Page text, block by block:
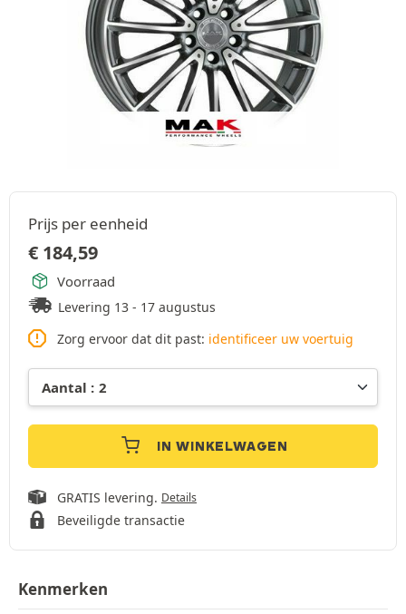
Prijs per eenheid
€ 184,59
Voorraad
Levering 13 - 17 augustus
Zorg ervoor dat dit past: identificeer uw voertuig
IN WINKELWAGEN
GRATIS levering. Details
Beveiligde transactie
Kenmerken